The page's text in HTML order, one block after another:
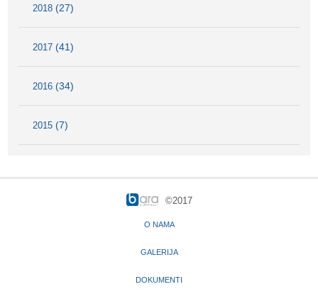
2018(27)
2017(41)
2016(34)
2015(7)
©2017
O NAMA
GALERIJA
DOKUMENTI